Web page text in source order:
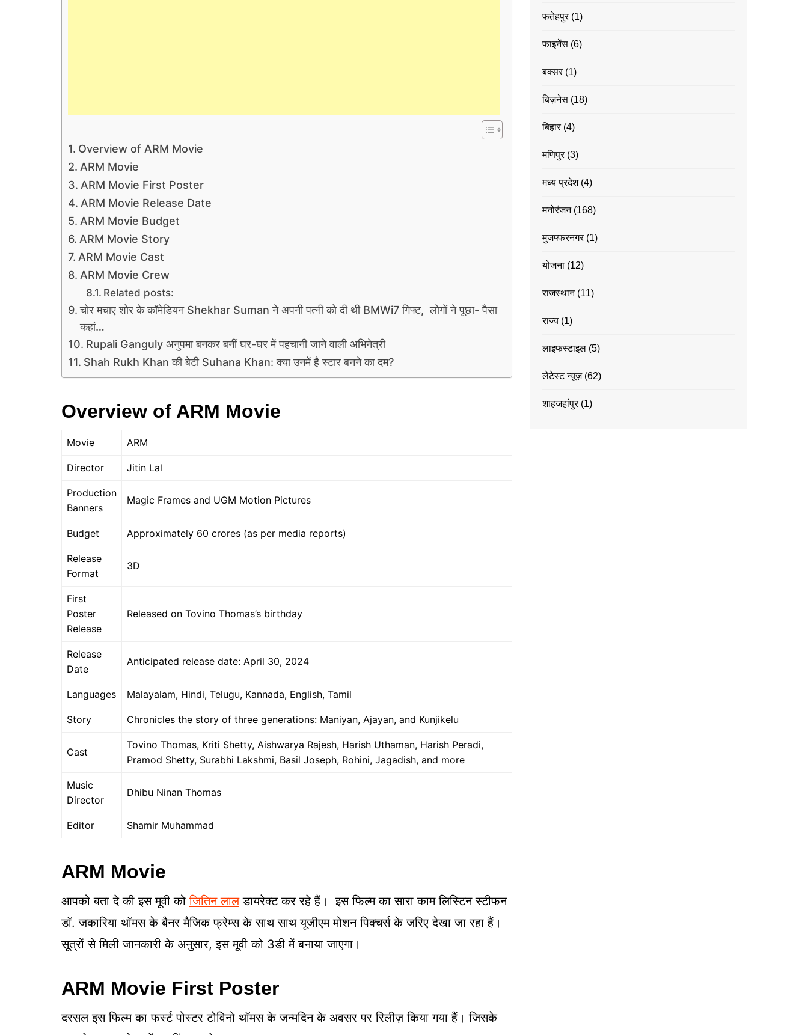
Overview of ARM Movie
ARM Movie
ARM Movie First Poster
ARM Movie Release Date
ARM Movie Budget
ARM Movie Story
ARM Movie Cast
ARM Movie Crew
Related posts:
चोर मचाए शोर के कॉमेडियन Shekhar Suman ने अपनी पत्नी को दी थी BMWi7 गिफ्ट, लोगों ने पूछा- पैसा
कहां…
Rupali Ganguly अनुपमा बनकर बनीं घर-घर में पहचानी जाने वाली अभिनेत्री
Shah Rukh Khan की बेटी Suhana Khan: क्या उनमें है स्टार बनने का दम?
Overview of ARM Movie
Movie ARM
Director Jitin Lal
Production
Banners
Magic Frames and UGM Motion Pictures
Budget Approximately 60 crores (as per media reports)
Release
Format
3D
First
Poster
Release
Released on Tovino Thomas’s birthday
Release
Date
Anticipated release date: April 30, 2024
Languages Malayalam, Hindi, Telugu, Kannada, English, Tamil
Story Chronicles the story of three generations: Maniyan, Ajayan, and Kunjikelu
Cast
Tovino Thomas, Kriti Shetty, Aishwarya Rajesh, Harish Uthaman, Harish Peradi,
Pramod Shetty, Surabhi Lakshmi, Basil Joseph, Rohini, Jagadish, and more
Music
Director
Dhibu Ninan Thomas
Editor Shamir Muhammad
ARM Movie
आपको बता दे की इस मूवी कोजितिन लालडायरेक्ट कर रहे हैं। इस फिल्म का सारा काम लिस्टिन स्टीफन
डॉ. जकारिया थॉमस के बैनर मैजिक फ्रेम्स के साथ साथ यूजीएम मोशन पिक्चर्स के जरिए देखा जा रहा हैं।
सूत्रों से मिली जानकारी के अनुसार, इस मूवी को 3डी में बनाया जाएगा।
ARM Movie First Poster
दरसल इस फिल्म का फर्स्ट पोस्टर टोविनो थॉमस के जन्मदिन के अवसर पर रिलीज़ किया गया हैं। जिसके
फतेहपुर(1)
फाइनेंस (6)
बक्सर(1)
बिज़नेस (18)
बिहार(4)
मणिपुर(3)
मध्य प्रदेश(4)
मनोरंजन(168)
मुजफ्फरनगर(1)
योजना (12)
राजस्थान(11)
राज्य (1)
लाइफस्टाइल (5)
लेटेस्ट न्यूज़(62)
शाहजहांपुर(1)